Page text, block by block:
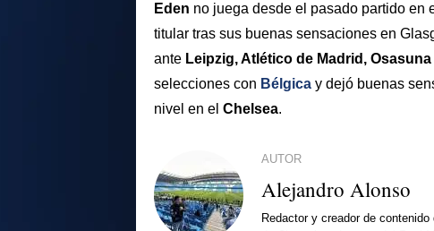
Eden no juega desde el pasado partido en
titular tras sus buenas sensaciones en
ante Leipzig, Atlético de Madrid,
selecciones con Bélgica y dejó buenas
nivel en el Chelsea.
AUTOR
Alejandro Alonso
Redactor y creador de